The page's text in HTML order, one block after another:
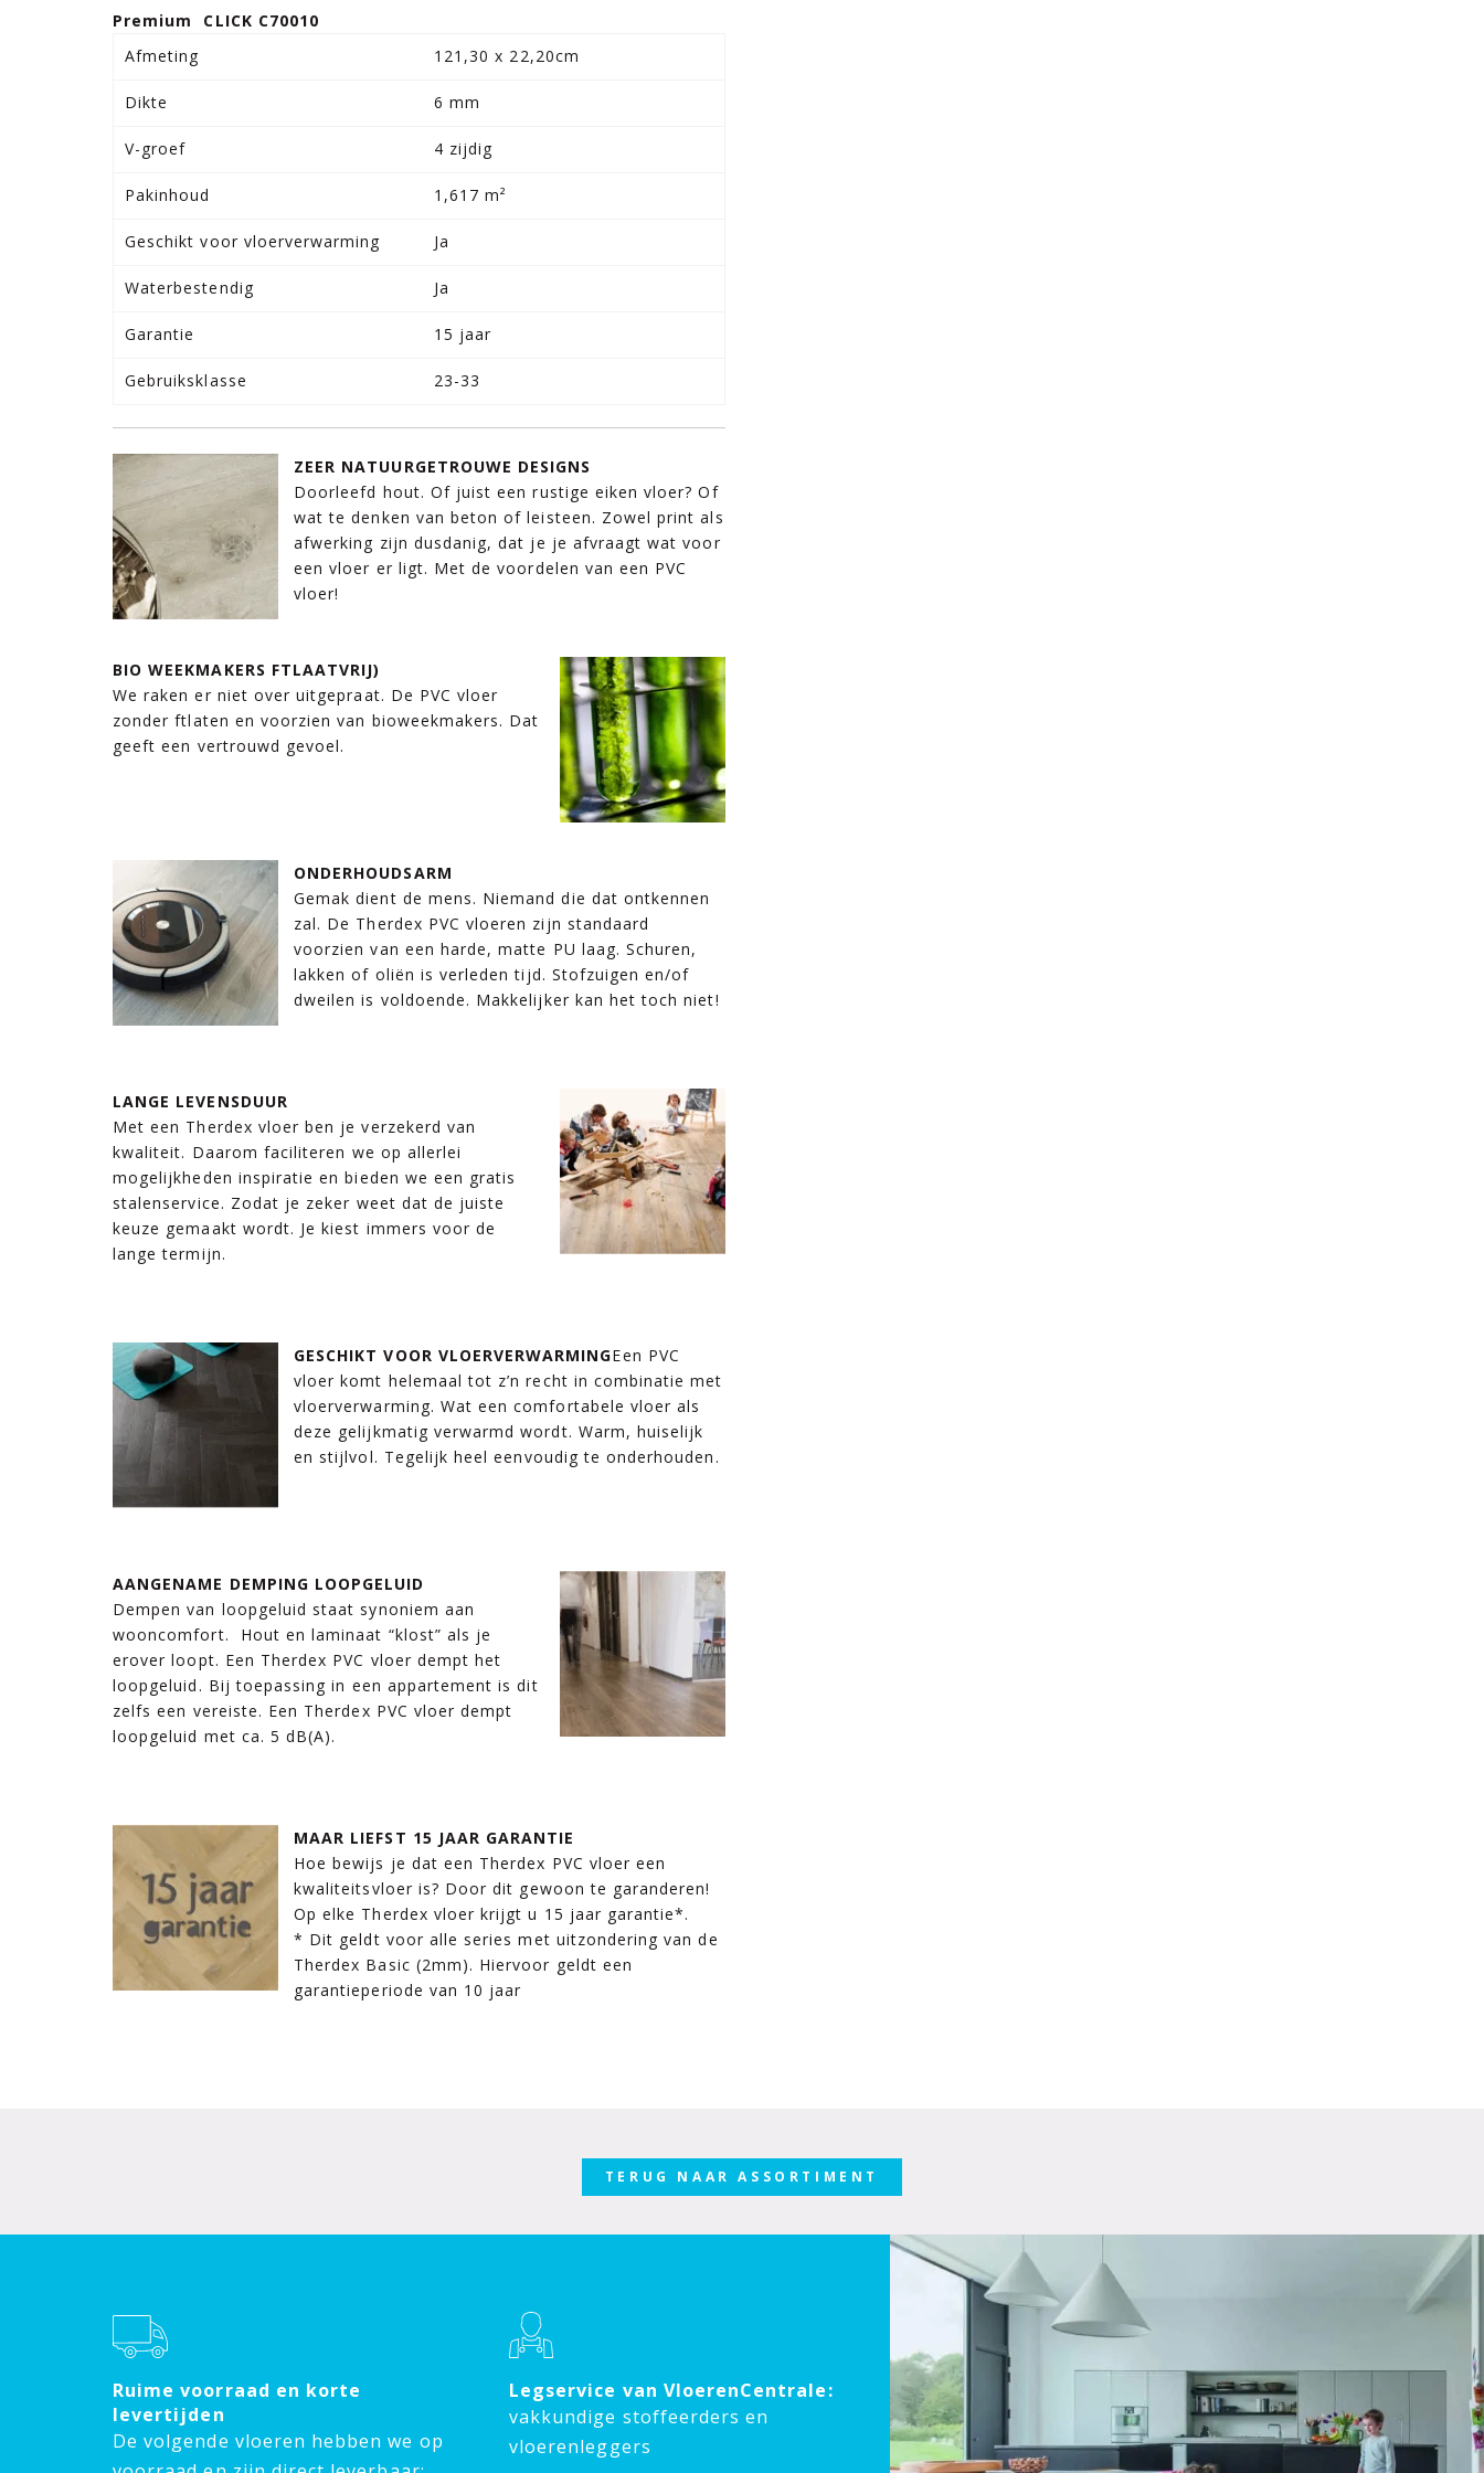
Premium CLICK C70010
Afmeting
121,30 x 22,20cm
Dikte 6 mm
V-groef 4 zijdig
Pakinhoud 1,617 m²
Geschikt voor vloerverwarming Ja
Waterbestendig Ja
Garantie 15 jaar
Gebruiksklasse 23-33
ZEER NATUURGETROUWE DESIGNS
Doorleefd hout. Of juist een rustige eiken vloer? Of
wat te denken van beton of leisteen. Zowel print als
afwerking zijn dusdanig, dat je je afvraagt wat voor
een vloer er ligt. Met de voordelen van een PVC
vloer!
BIO WEEKMAKERS FTLAATVRIJ)
We raken er niet over uitgepraat. De PVC vloer
zonder ftlaten en voorzien van bioweekmakers. Dat
geeft een vertrouwd gevoel.
ONDERHOUDSARM
Gemak dient de mens. Niemand die dat ontkennen
zal. De Therdex PVC vloeren zijn standaard
voorzien van een harde, matte PU laag. Schuren,
lakken of oliën is verleden tijd. Stofzuigen en/of
dweilen is voldoende. Makkelijker kan het toch niet!
LANGE LEVENSDUUR
Met een Therdex vloer ben je verzekerd van
kwaliteit. Daarom faciliteren we op allerlei
mogelijkheden inspiratie en bieden we een gratis
stalenservice. Zodat je zeker weet dat de juiste
keuze gemaakt wordt. Je kiest immers voor de
lange termijn.
GESCHIKT VOOR VLOERVERWARMINGEen PVC
vloer komt helemaal tot z’n recht in combinatie met
vloerverwarming. Wat een comfortabele vloer als
deze gelijkmatig verwarmd wordt. Warm, huiselijk
en stijlvol. Tegelijk heel eenvoudig te onderhouden.
AANGENAME DEMPING LOOPGELUID
Dempen van loopgeluid staat synoniem aan
wooncomfort. Hout en laminaat “klost” als je
erover loopt. Een Therdex PVC vloer dempt het
loopgeluid. Bij toepassing in een appartement is dit
zelfs een vereiste. Een Therdex PVC vloer dempt
loopgeluid met ca. 5 dB(A).
MAAR LIEFST 15 JAAR GARANTIE
Hoe bewijs je dat een Therdex PVC vloer een
kwaliteitsvloer is? Door dit gewoon te garanderen!
Op elke Therdex vloer krijgt u 15 jaar garantie*.
* Dit geldt voor alle series met uitzondering van de
Therdex Basic (2mm). Hiervoor geldt een
garantieperiode van 10 jaar
TERUG NAAR ASSORTIMENT
Ruime voorraad en korte
levertijden
De volgende vloeren hebben we op
Legservice van VloerenCentrale:
vakkundige stoffeerders en
vloerenleggers